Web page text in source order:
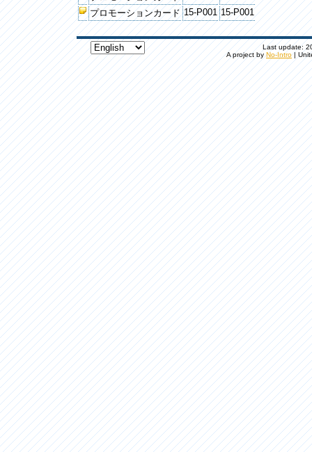
プロモーションカード 15-P001 15-P001
Last update:
A project byNo-Intro|